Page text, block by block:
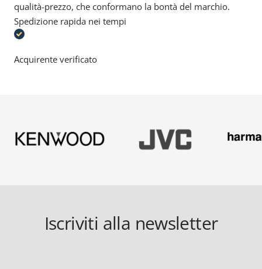
qualità-prezzo, che conformano la bontà del marchio.
Spedizione rapida nei tempi
Acquirente verificato
Iscriviti alla newsletter